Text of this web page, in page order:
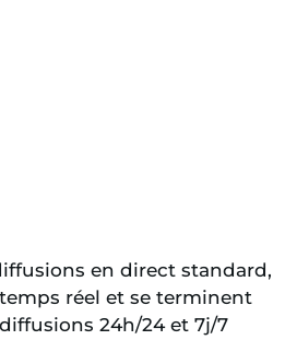
en direct standard,
réel et se terminent
24h/24 et 7j/7